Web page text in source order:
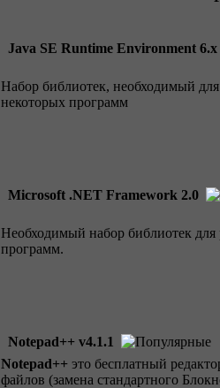
Java SE Runtime Environment 6.x
Набор библиотек, необходимый
некоторых программ
Microsoft .NET Framework 2.0
Необходимый набор библиотек для
программ.
Notepad++ v4.1.1
Notepad++ это бесплатный
файлов (замена стандартного